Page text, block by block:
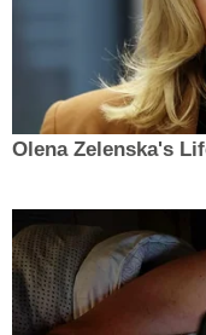
Olena Zelenska's